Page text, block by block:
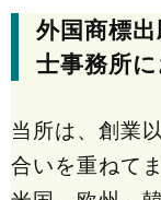
外国商標
士事務所に
当所は、創業
合いを重ねて